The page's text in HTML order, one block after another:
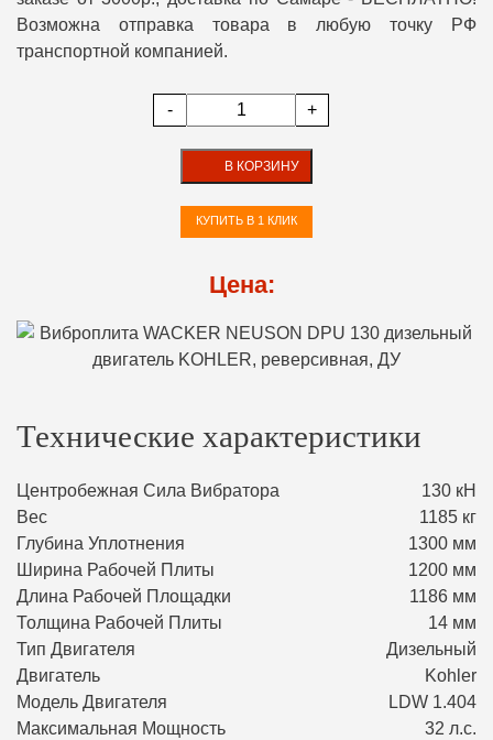
Возможна отправка товара в любую точку РФ
транспортной компанией.
- +
В КОРЗИНУ
КУПИТЬ В 1 КЛИК
Цена:
Технические характеристики
Центробежная Сила Вибратора
130 кН
Вес
1185 кг
Глубина Уплотнения
1300 мм
Ширина Рабочей Плиты
1200 мм
Длина Рабочей Площадки
1186 мм
Толщина Рабочей Плиты
14 мм
Тип Двигателя
Дизельный
Двигатель
Kohler
Модель Двигателя
LDW 1.404
Максимальная Мощность
32 л.с.